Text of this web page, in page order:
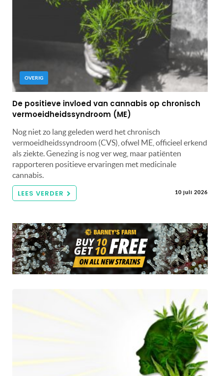
OVERIG
De positieve invloed van cannabis op chronisch
vermoeidheidssyndroom (ME)
Nog niet zo lang geleden werd het chronisch
vermoeidheidssyndroom (CVS), ofwel ME, officieel erkend
als ziekte. Genezing is nog ver weg, maar patiënten
rapporteren positieve ervaringen met medicinale
cannabis.
LEES VERDER 10 juli 2026